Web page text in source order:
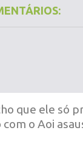
que ele só
o Aoi